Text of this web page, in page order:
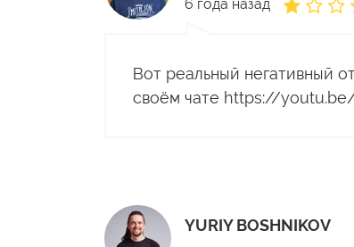
6 года назад
Вот реальный негативный
своём чате https://
YURIY BOSHNIKOV